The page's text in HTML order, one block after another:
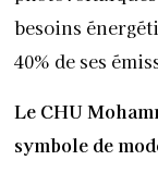
besoins
40% de ses
Le CHU
symbole de